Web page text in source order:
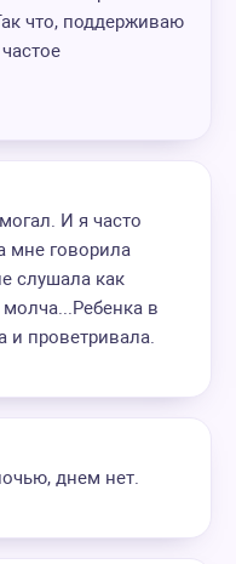
что, поддерживаю
И я часто
мне говорила
слушала как
в
и проветривала.
днем нет.